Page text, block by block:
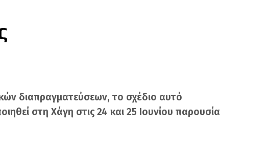
διαπραγματεύσεων, το σχέδιο αυτό
στη Χάγη στις 24 και 25 Ιουνίου παρουσία